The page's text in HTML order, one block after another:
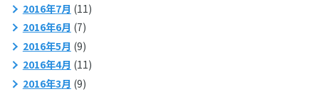
2016年7月 (11)
2016年6月 (7)
2016年5月 (9)
2016年4月 (11)
2016年3月 (9)